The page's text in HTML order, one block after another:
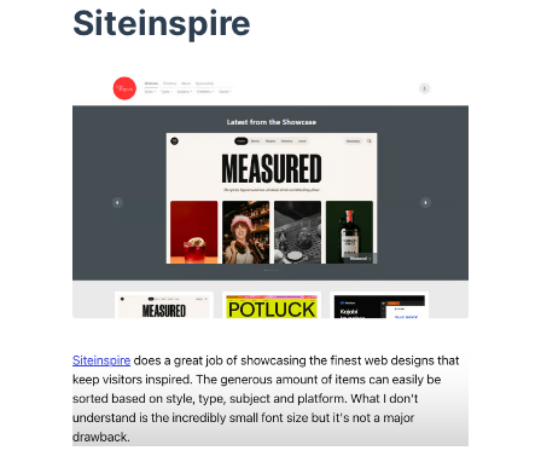
Siteinspire